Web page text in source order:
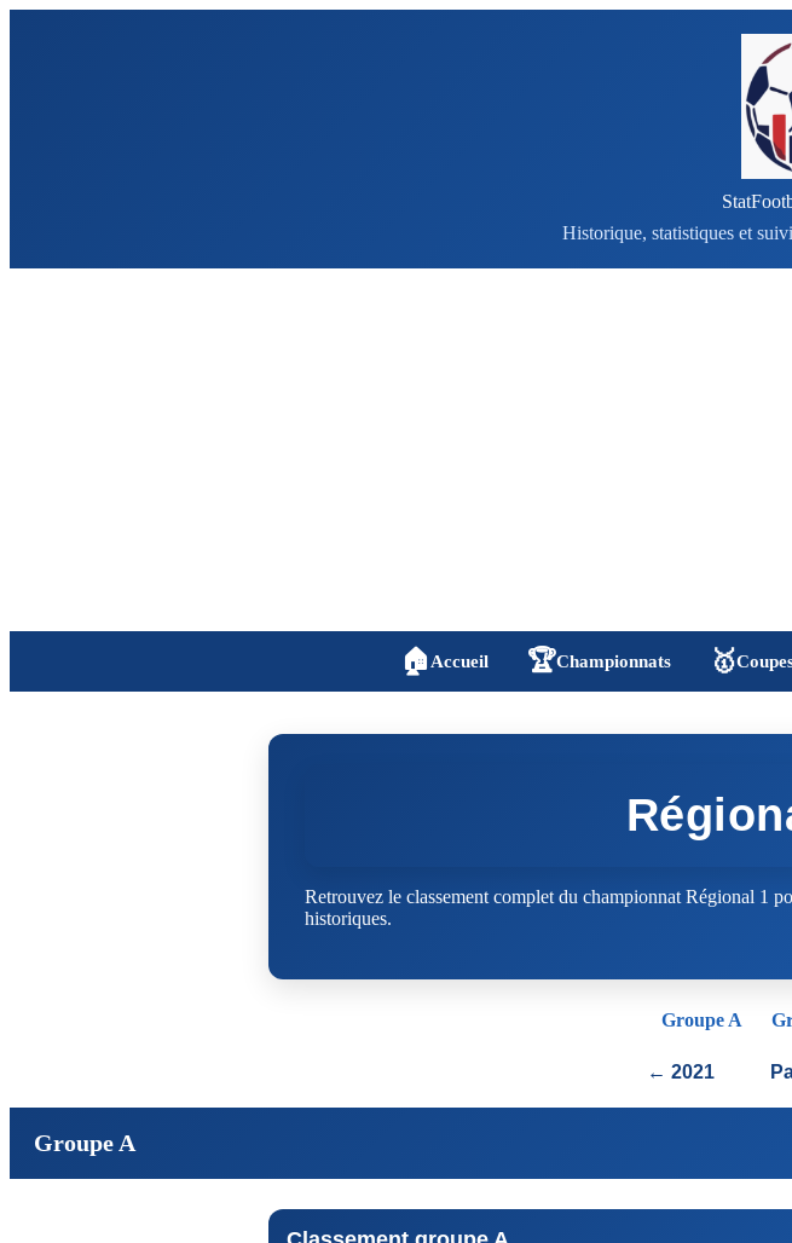
Historique, statistiques et
🏠 Accueil 🏆Championnats 🥇
Retrouvez le classement complet du championnat Régional 1
historiques.
Groupe A
← 2021
Groupe A